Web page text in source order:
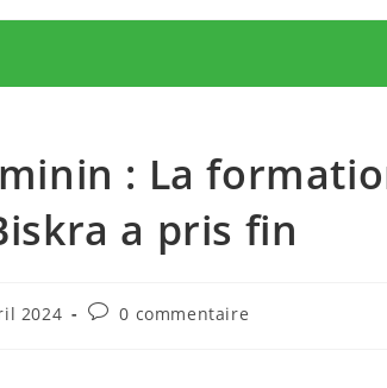
: La
a pris fin
2024
Commentaires
0 commentaire